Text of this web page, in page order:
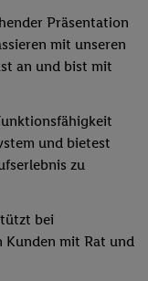
Präsentation
mit unseren
an und bist mit
und bietest
zu
bei
mit Rat und